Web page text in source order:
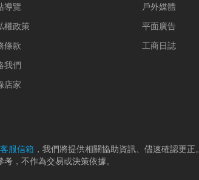
導覽
權政策
條款
我們
店家
戶外媒體
平面廣告
工商日誌
客服信箱 ，我們將提供相關協助資訊、儘速確認更正。
，不作為交易或決策依據。